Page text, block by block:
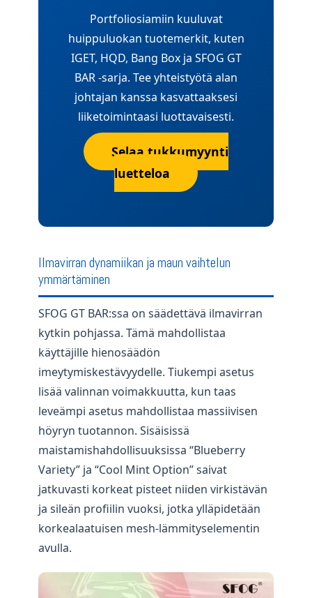
Portfoliosiamiin kuuluvat
huippuluokan tuotemerkit, kuten
IGET, HQD, Bang Box ja SFOG GT
BAR -sarja. Tee yhteistyötä alan
johtajan kanssa kasvattaaksesi
liiketoimintaasi luottavaisesti.
Selaa tukkumyynti
luetteloa
Ilmavirran dynamiikan ja maun vaihtelun
ymmärtäminen
SFOG GT BAR:ssa on säädettävä ilmavirran
kytkin pohjassa. Tämä mahdollistaa
käyttäjille hienosäädön
imeytymiskestävyydelle. Tiukempi asetus
lisää valinnan voimakkuutta, kun taas
leveämpi asetus mahdollistaa massiivisen
höyryn tuotannon. Sisäisissä
maistamishahdollisuuksissa “Blueberry
Variety” ja “Cool Mint Option” saivat
jatkuvasti korkeat pisteet niiden virkistävän
ja sileän profiilin vuoksi, jotka ylläpidetään
korkealaatuisen mesh-lämmityselementin
avulla.